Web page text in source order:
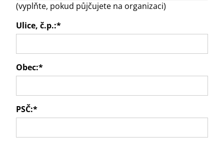
(vyplňte, pokud půjčujete na organizaci)
Ulice, č.p.:*
Obec:*
PSČ:*